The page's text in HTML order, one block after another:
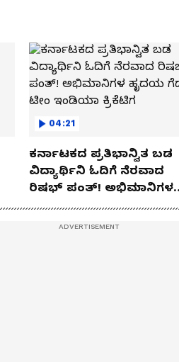
04:21
ಕರ್ನಾಟಕದ ಪ್ರತಿಭಾನ್ವಿತ ಬಡ
ವಿದ್ಯಾರ್ಥಿನಿ ಓದಿಗೆ ನೆರವಾದ
ರಿಷಭ್ ಪಂತ್! ಅಭಿಮಾನಿಗಳ